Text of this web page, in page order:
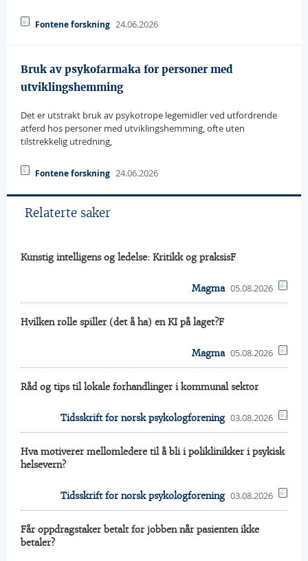
Fontene forskning 24.06.2026
Bruk av psykofarmaka for personer med
utviklingshemming
Det er utstrakt bruk av psykotrope legemidler ved utfordrende
atferd hos personer med utviklingshemming, ofte uten
tilstrekkelig utredning,
Fontene forskning 24.06.2026
Relaterte saker
Kunstig intelligens og ledelse: Kritikk og praksisF
Magma 05.08.2026
Hvilken rolle spiller (det å ha) en KI på laget?F
Magma 05.08.2026
Råd og tips til lokale forhandlinger i kommunal sektor
Tidsskrift for norsk psykologforening 03.08.2026
Hva motiverer mellomledere til å bli i poliklinikker i psykisk
helsevern?
Tidsskrift for norsk psykologforening 03.08.2026
Får oppdragstaker betalt for jobben når pasienten ikke
betaler?